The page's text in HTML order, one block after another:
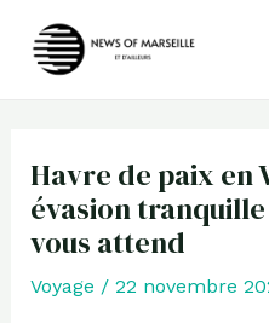
Havre de paix en
évasion
vous attend
Voyage / 22 novembre